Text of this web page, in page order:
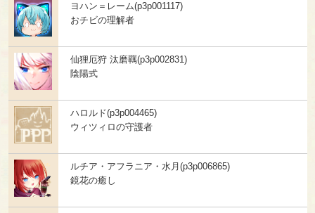
ヨハン＝レーム(p3p001117)
おチビの理解者
仙狸厄狩 汰磨羈(p3p002831)
陰陽式
ハロルド(p3p004465)
ウィツィロの守護者
ルチア・アフラニア・水月(p3p006865)
鏡花の癒し